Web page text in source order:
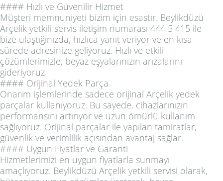
#### Hızlı ve Güvenilir Hizmet
Müşteri memnuniyeti bizim için esastır. Beylikdüzü
Arçelik yetkili servis iletişim numarası 444 5 415 ile
bize ulaştığınızda, hızlıca yanıt veriyor ve en kısa
sürede adresinize geliyoruz. Hızlı ve etkili
çözümlerimizle, beyaz eşyalarınızın arızalarını
gideriyoruz.
#### Orijinal Yedek Parça
Onarım işlemlerinde sadece orijinal Arçelik yedek
parçalar kullanıyoruz. Bu sayede, cihazlarınızın
performansını artırıyor ve uzun ömürlü kullanım
sağlıyoruz. Orijinal parçalar ile yapılan tamiratlar,
güvenlik ve verimlilik açısından avantaj sağlar.
#### Uygun Fiyatlar ve Garanti
Hizmetlerimizi en uygun fiyatlarla sunmayı
amaçlıyoruz. Beylikdüzü Arçelik yetkili servisi olarak,